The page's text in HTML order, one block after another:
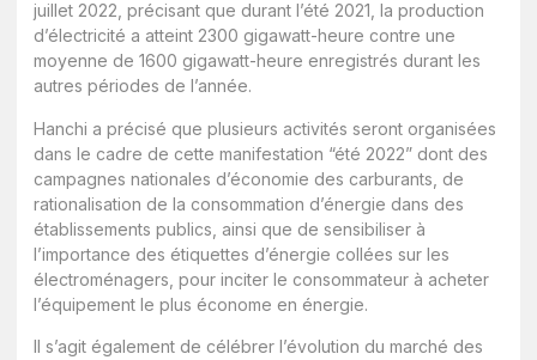
juillet 2022, précisant que durant l’été 2021, la production
d’électricité a atteint 2300 gigawatt-heure contre une
moyenne de 1600 gigawatt-heure enregistrés durant les
autres périodes de l’année.
Hanchi a précisé que plusieurs activités seront organisées
dans le cadre de cette manifestation “été 2022” dont des
campagnes nationales d’économie des carburants, de
rationalisation de la consommation d’énergie dans des
établissements publics, ainsi que de sensibiliser à
l’importance des étiquettes d’énergie collées sur les
électroménagers, pour inciter le consommateur à acheter
l’équipement le plus économe en énergie.
Il s’agit également de célébrer l’évolution du marché des